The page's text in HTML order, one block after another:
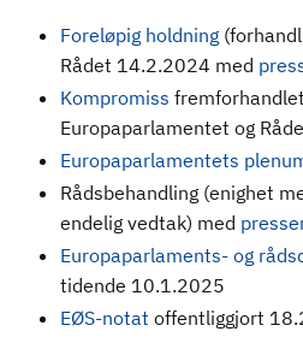
Foreløpig holdning
Rådet 14.2.2024 med
Kompromiss
Europaparlamentet og
Europaparlamentets
Rådsbehandling (enighet
endelig vedtak) med
Europaparlaments- og
tidende 10.1.2025
EØS-notat offentliggjort